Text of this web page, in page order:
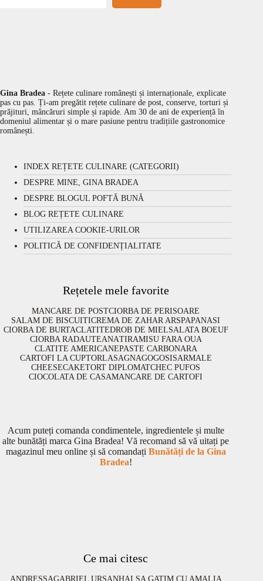
Gina Bradea - Rețete culinare românești și internaționale, explicate
pas cu pas. Ți-am pregătit rețete culinare de post, conserve, torturi și
prăjituri, mâncăruri simple și rapide. Am 30 de ani de experiență în
domeniul alimentar și o mare pasiune pentru tradițiile gastronomice
românești.
INDEX REȚETE CULINARE (CATEGORII)
DESPRE MINE, GINA BRADEA
DESPRE BLOGUL POFTĂ BUNĂ
BLOG REȚETE CULINARE
UTILIZAREA COOKIE-URILOR
POLITICĂ DE CONFIDENȚIALITATE
Rețetele mele favorite
MANCARE DE POSTCIORBA DE PERISOARE
SALAM DE BISCUITICREMA DE ZAHAR ARSPAPANASI
CIORBA DE BURTACLATITEDROB DE MIELSALATA BOEUF
CIORBA RADAUTEANATIRAMISU FARA OUA
CLATITE AMERICANEPASTE CARBONARA
CARTOFI LA CUPTORLASAGNAGOGOSISARMALE
CHEESECAKETORT DIPLOMATCHEC PUFOS
CIOCOLATA DE CASAMANCARE DE CARTOFI
Acum puteți comanda condimentele, ingredientele și multe
alte bunătăți marca Gina Bradea! Vă recomand să vă uitați pe
magazinul meu online și să comandați Bunătăți de la Gina
Bradea!
Ce mai citesc
ANDRESSAGABRIEL URSANHAI SA GATIM CU AMALIA